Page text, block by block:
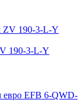
190-3-L-Y